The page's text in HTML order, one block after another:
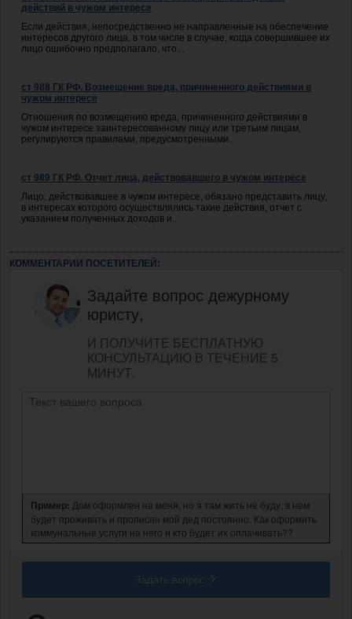
действий в чужом интересе
Если действия, непосредственно не направленные на обеспечение
интересов другого лица, в том числе в случае, когда совершившее их
лицо ошибочно предполагало, что...
ст 988 ГК РФ. Возмещение вреда, причиненного действиями в
чужом интересе
Отношения по возмещению вреда, причиненного действиями в
чужом интересе заинтересованному лицу или третьим лицам,
регулируются правилами, предусмотренными...
ст 989 ГК РФ. Отчет лица, действовавшего в чужом интересе
Лицо, действовавшее в чужом интересе, обязано представить лицу,
в интересах которого осуществлялись такие действия, отчет с
указанием полученных доходов и...
КОММЕНТАРИИ ПОСЕТИТЕЛЕЙ:
Задайте вопрос дежурному
юристу,
И ПОЛУЧИТЕ БЕСПЛАТНУЮ
КОНСУЛЬТАЦИЮ В ТЕЧЕНИЕ 5
МИНУТ.
Пример: Дом оформлен на меня, но я там жить не буду, в нем
будет проживать и прописан мой дед постоянно. Как оформить
коммунальные услуги на него и кто будет их оплачивать??
Задать вопрос